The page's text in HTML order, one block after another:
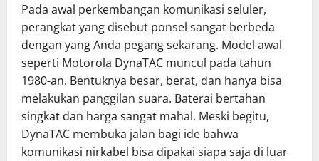
Pada awal perkembangan komunikasi seluler,
perangkat yang disebut ponsel sangat berbeda
dengan yang Anda pegang sekarang. Model awal
seperti Motorola DynaTAC muncul pada tahun
1980-an. Bentuknya besar, berat, dan hanya bisa
melakukan panggilan suara. Baterai bertahan
singkat dan harga sangat mahal. Meski begitu,
DynaTAC membuka jalan bagi ide bahwa
komunikasi nirkabel bisa dipakai siapa saja di luar